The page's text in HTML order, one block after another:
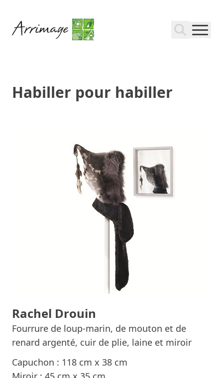
Habiller pour habiller
Rachel Drouin
Fourrure de loup-marin, de mouton et de
renard argenté, cuir de plie, laine et miroir
Capuchon : 118 cm x 38 cm